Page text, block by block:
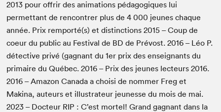
2013 pour offrir des animations pédagogiques lui
permettant de rencontrer plus de 4 000 jeunes chaque
année. Prix remporté(s) et distinctions 2015 – Coup de
coeur du public au Festival de BD de Prévost. 2016 – Léo P.
détective privé (gagnant du 1er prix des enseignants du
primaire du Québec. 2016 – Prix des jeunes lecteurs 2016.
2016 – Amazon Canada a choisi de nommer Freg et
Makina, auteurs et illustrateur jeunesse du mois de mai.
2023 – Docteur RIP : C’est mortel! Grand gagnant dans la